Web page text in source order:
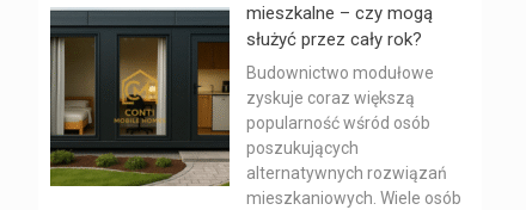
mieszkalne – czy mogą
służyć przez cały rok?
Budownictwo modułowe
zyskuje coraz większą
popularność wśród osób
poszukujących
alternatywnych rozwiązań
mieszkaniowych. Wiele osób